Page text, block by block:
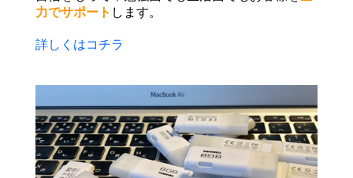
力でサポート します。
詳しくはコチラ